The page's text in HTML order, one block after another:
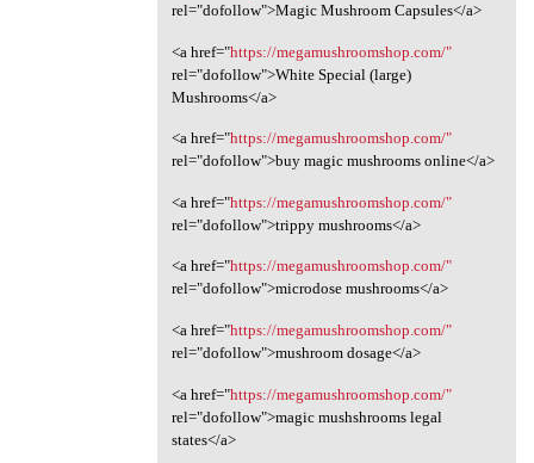
rel="dofollow">Magic Mushroom Capsules</a>
<a href="https://megamushroomshop.com/"
rel="dofollow">White Special (large)
Mushrooms</a>
<a href="https://megamushroomshop.com/"
rel="dofollow">buy magic mushrooms online</a>
<a href="https://megamushroomshop.com/"
rel="dofollow">trippy mushrooms</a>
<a href="https://megamushroomshop.com/"
rel="dofollow">microdose mushrooms</a>
<a href="https://megamushroomshop.com/"
rel="dofollow">mushroom dosage</a>
<a href="https://megamushroomshop.com/"
rel="dofollow">magic mushshrooms legal
states</a>